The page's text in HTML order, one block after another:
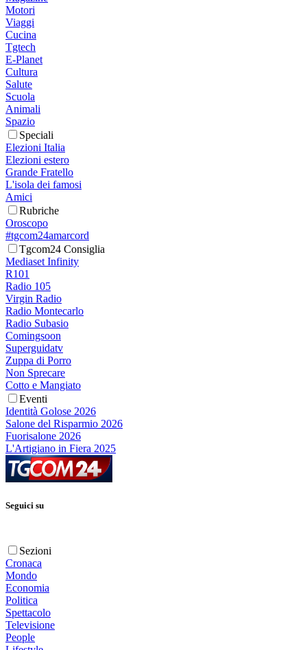
Motori
Viaggi
Cucina
Tgtech
E-Planet
Cultura
Salute
Scuola
Animali
Spazio
Speciali
Elezioni Italia
Elezioni estero
Grande Fratello
L'isola dei famosi
Amici
Rubriche
Oroscopo
#tgcom24amarcord
Tgcom24 Consiglia
Mediaset Infinity
R101
Radio 105
Virgin Radio
Radio Montecarlo
Radio Subasio
Comingsoon
Superguidatv
Zuppa di Porro
Non Sprecare
Cotto e Mangiato
Eventi
Identità Golose 2026
Salone del Risparmio 2026
Fuorisalone 2026
L'Artigiano in Fiera 2025
Seguici su
Sezioni
Cronaca
Mondo
Economia
Politica
Spettacolo
Televisione
People